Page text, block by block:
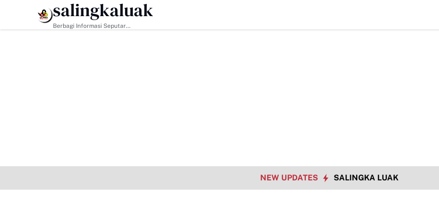
HEADLINE Bukan Hanya
salingkaluak
Berbagi Informasi Seputar
NEW UPDATES SALINGKA LUAK